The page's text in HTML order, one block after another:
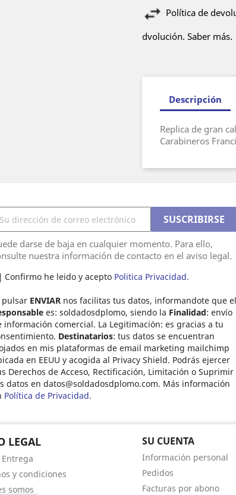
Política de
dvolución. Saber más.
Descripción
Replica de gran
Carabineros
darse de baja en cualquier momento. Para ello,
nuestra información de contacto en el aviso legal.
Confirmo he leido y acepto Politica Privacidad.
pulsar ENVIARnos facilitas tus datos, informandote que el
es: soldadosdplomo, siendo la Finalidad: envío
información comercial. La Legitimación: es gracias a tu
Destinatarios: tus datos se encuentran
en mis plataformas de email marketing mailchimp
en EEUU y acogida al Privacy Shield. Podrás ejercer
Derechos de Acceso, Rectificación, Limitación o Suprimir
datos en datos@soldadosdplomo.com. Más información
Política de Privacidad.
LEGAL
y condiciones
somos
SU CUENTA
Información personal
Pedidos
Facturas por abono